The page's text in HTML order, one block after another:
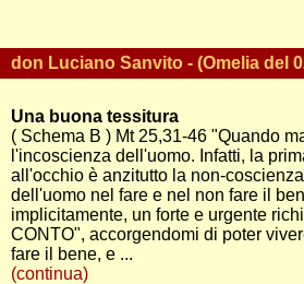
don Luciano Sanvito - (Omelia del
Una buona tessitura
( Schema B ) Mt 25,31-46 "Quando
l'incoscienza dell'uomo. Infatti, la
all'occhio è anzitutto la non-
dell'uomo nel fare e nel non fare il
implicitamente, un forte e urgente
CONTO", accorgendomi di poter
fare il bene, e ...
(continua)